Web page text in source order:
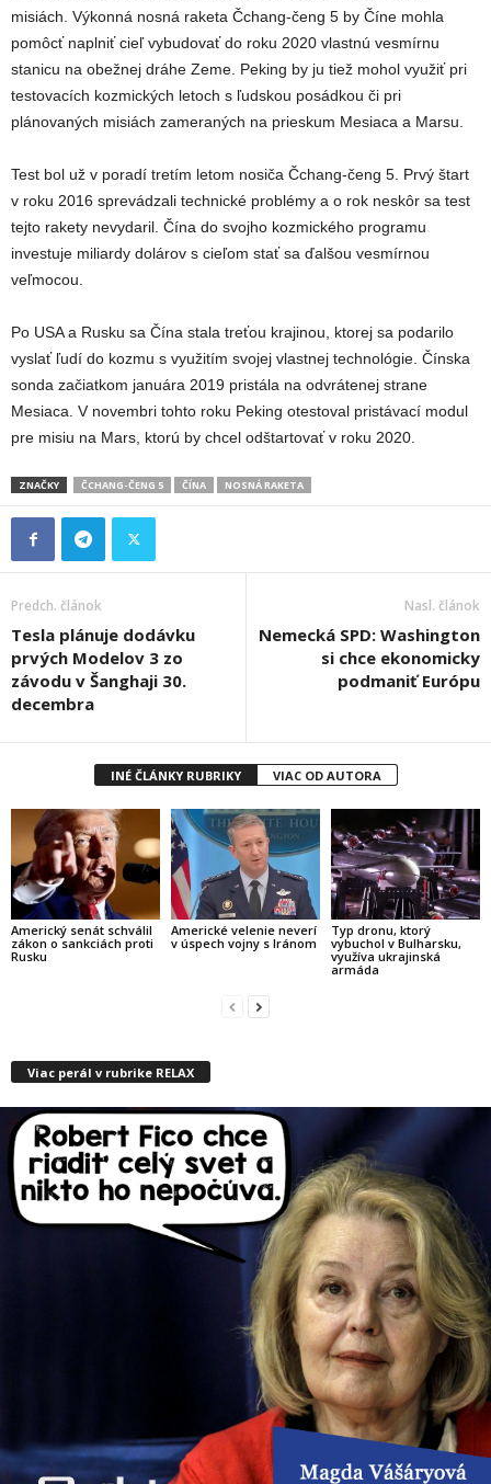
misiách. Výkonná nosná raketa Čchang-čeng 5 by Číne mohla
pomôcť naplniť cieľ vybudovať do roku 2020 vlastnú vesmírnu
stanicu na obežnej dráhe Zeme. Peking by ju tiež mohol využiť pri
testovacích kozmických letoch s ľudskou posádkou či pri
plánovaných misiách zameraných na prieskum Mesiaca a Marsu.
Test bol už v poradí tretím letom nosiča Čchang-čeng 5. Prvý štart
v roku 2016 sprevádzali technické problémy a o rok neskôr sa test
tejto rakety nevydaril. Čína do svojho kozmického programu
investuje miliardy dolárov s cieľom stať sa ďalšou vesmírnou
veľmocou.
Po USA a Rusku sa Čína stala treťou krajinou, ktorej sa podarilo
vyslať ľudí do kozmu s využitím svojej vlastnej technológie. Čínska
sonda začiatkom januára 2019 pristála na odvrátenej strane
Mesiaca. V novembri tohto roku Peking otestoval pristávací modul
pre misiu na Mars, ktorú by chcel odštartovať v roku 2020.
ZNAČKY ČCHANG-ČENG 5 ČÍNA NOSNÁ RAKETA
Predch. článok
Tesla plánuje dodávku
prvých Modelov 3 zo
závodu v Šanghaji 30.
decembra
Nasl. článok
Nemecká SPD: Washington
si chce ekonomicky
podmaniť Európu
INÉ ČLÁNKY RUBRIKY VIAC OD AUTORA
Americký senát schválil
zákon o sankciách proti
Rusku
Americké velenie neverí
v úspech vojny s Iránom
Typ dronu, ktorý
vybuchol v Bulharsku,
využíva ukrajinská
armáda
Viac perál v rubrike RELAX